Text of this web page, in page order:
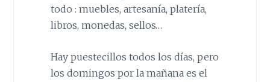
todo : muebles, artesanía, platería,
libros, monedas, sellos…
Hay puestecillos todos los días, pero
los domingos por la mañana es el